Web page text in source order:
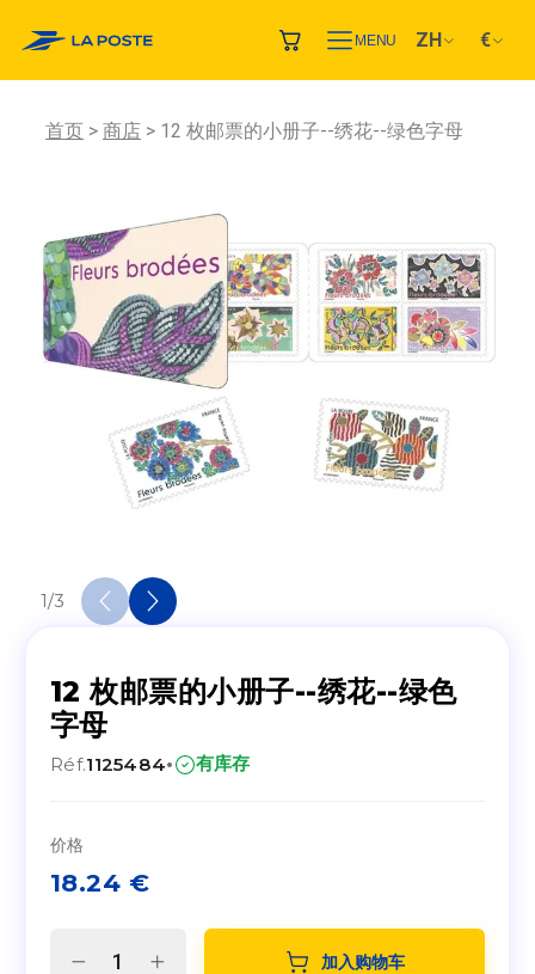
MENU ZH €
首页 商店 12 枚邮票的小册子--绣花--绿色字母
1/3
12 枚邮票的小册子--绣花--绿色
字母
Réf.1125484· 有库存
价格
18.24 €
加入购物车